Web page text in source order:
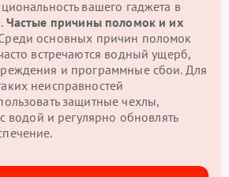
вашего гаджета в
Частые причины поломок и их
основных причин поломок
встречаются водный ущерб,
и программные сбои. Для
неисправностей
защитные чехлы,
с водой и регулярно обновлять